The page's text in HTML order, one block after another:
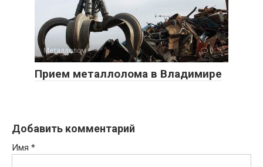
Металлолом 0
Прием металлолома в Владимире
Добавить комментарий
Имя *